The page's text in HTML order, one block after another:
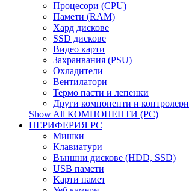
Процесори (CPU)
Памети (RAM)
Хард дискове
SSD дискове
Видео карти
Захранвания (PSU)
Охладители
Вентилатори
Термо пасти и лепенки
Други компоненти и контролери
Show All КОМПОНЕНТИ (PC)
ПЕРИФЕРИЯ PC
Мишки
Клавиатури
Външни дискове (HDD, SSD)
USB памети
Kарти памет